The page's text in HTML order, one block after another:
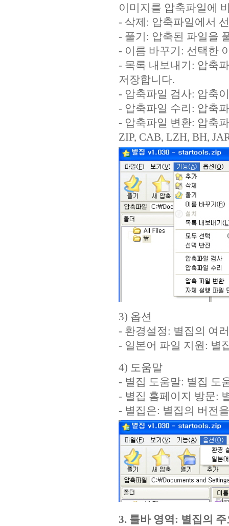
이미지를 압축파일에
- 삭제: 압축파일에서
- 풀기: 압축된 파일을
- 이름 바꾸기: 선택한
- 목록 내보내기: 압축
저장합니다.
- 압축파일 검사: 압축
- 압축파일 수리: 압축
- 압축파일 변환: 압축
ZIP, CAB, LZH, BH,
3) 옵션
- 환경설정: 별집의 여
- 일본어 파일 지원: 별
4) 도움말
- 별집 도움말: 별집 도
- 별집 홈페이지 방문:
- 별집은: 별집의 버전
3. 툴바 영역: 별집의